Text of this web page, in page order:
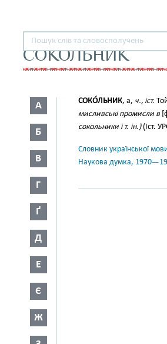
СОКОЛЬНИК
А
Б
В
Г
Ґ
Д
Е
Є
Ж
СОКО́ЛЬНИК, а, ч., іст.
мисливські промисли в
сокольники і т. ін.)(Іст.
Словник української
Наукова думка,